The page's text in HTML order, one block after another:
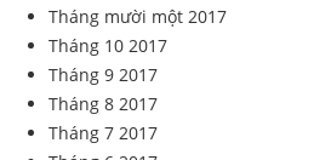
Tháng mười một 2017
Tháng 10 2017
Tháng 9 2017
Tháng 8 2017
Tháng 7 2017